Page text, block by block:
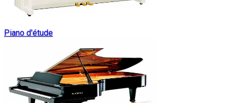
Piano d'étude